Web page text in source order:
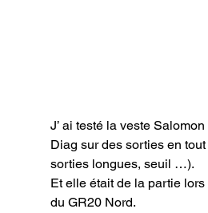
J’ ai testé la veste
Diag sur des sorties en
sorties longues, seuil …).
Et elle était de la partie
du GR20 Nord.